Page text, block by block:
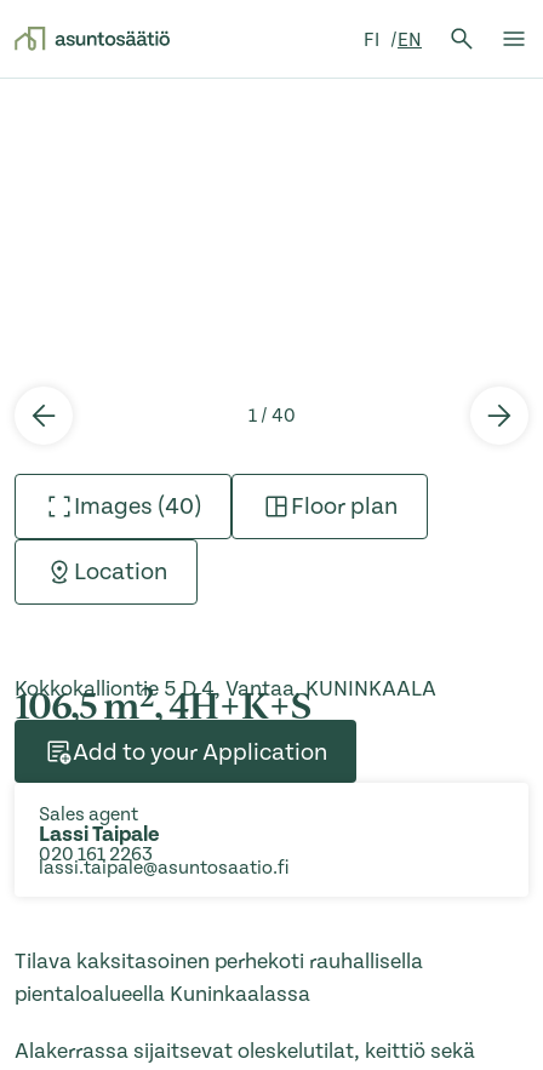
FI EN
Search
1 / 40
Images (40) Floor plan
Location
Kokkokalliontie 5 D 4, Vantaa, KUNINKAALA
106,5 m2, 4H+K+S
Add to your Application
Sales agent
Lassi Taipale
020 161 2263
lassi.taipale@asuntosaatio.fi
Tilava kaksitasoinen perhekoti rauhallisella
pientaloalueella Kuninkaalassa
Alakerrassa sijaitsevat oleskelutilat, keittiö sekä